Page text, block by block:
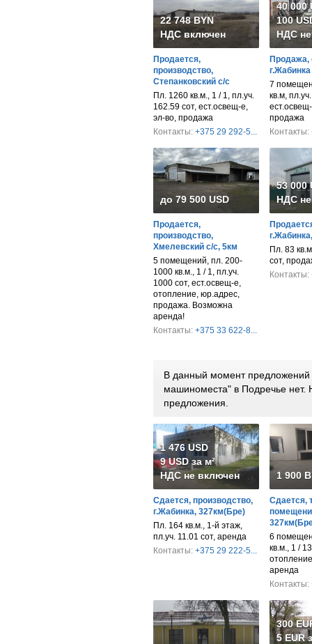
22 748 BYN
НДС включен
Продается,
производство,
Степанковский с/с
Пл. 1260 кв.м., 1 / 1, пл.уч.
162.59 сот, ест.освещ-е,
эл-во, продажа
Контакты: +375 29 292-5...
40 000
100
НДС
Продажа,
г.Жабинка
7
кв.м,
продажа
Контакты:
до 79 500 USD
Продается,
производство,
Хмелевский с/с, 5км
5 помещений, пл. 200-
1000 кв.м., 1 / 1, пл.уч.
1000 сот, ест.освещ-е,
отопление, юр.адрес,
продажа. Возможна
аренда!
Контакты: +375 33 622-8...
53 000
НДС
Пл. 83
сот,
Контакты:
В данный момент предложений
машиноместа" в Подречье
предложения.
1 476 USD
9 USD за м²
НДС не включен
Сдается, производство,
г.Жабинка, 327км(Бре)
Пл. 164 кв.м., 1-й этаж,
пл.уч. 11.01 сот, аренда
Контакты: +375 29 222-5...
1 900
Сдается,
6
кв.м., 1 /
аренда
Контакты:
300
5 EUR